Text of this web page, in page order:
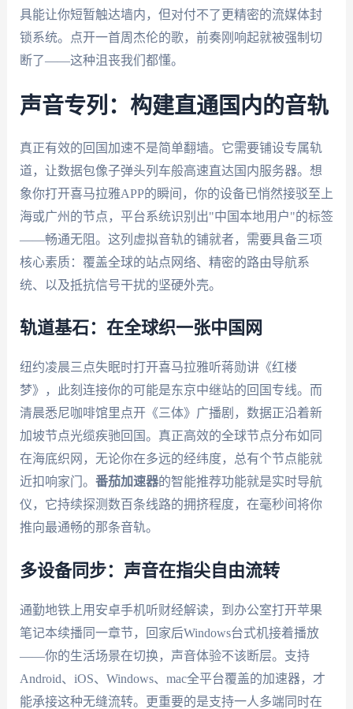
具能让你短暂触达墙内，但对付不了更精密的流媒体封
锁系统。点开一首周杰伦的歌，前奏刚响起就被强制切
断了——这种沮丧我们都懂。
声音专列：构建直通国内的音轨
真正有效的回国加速不是简单翻墙。它需要铺设专属轨
道，让数据包像子弹头列车般高速直达国内服务器。想
象你打开喜马拉雅APP的瞬间，你的设备已悄然接驳至上
海或广州的节点，平台系统识别出"中国本地用户"的标签
——畅通无阻。这列虚拟音轨的铺就者，需要具备三项
核心素质：覆盖全球的站点网络、精密的路由导航系
统、以及抵抗信号干扰的坚硬外壳。
轨道基石：在全球织一张中国网
纽约凌晨三点失眠时打开喜马拉雅听蒋勋讲《红楼
梦》，此刻连接你的可能是东京中继站的回国专线。而
清晨悉尼咖啡馆里点开《三体》广播剧，数据正沿着新
加坡节点光缆疾驰回国。真正高效的全球节点分布如同
在海底织网，无论你在多远的经纬度，总有个节点能就
近扣响家门。 番茄加速器的智能推荐功能就是实时导航
仪，它持续探测数百条线路的拥挤程度，在毫秒间将你
推向最通畅的那条音轨。
多设备同步：声音在指尖自由流转
通勤地铁上用安卓手机听财经解读，到办公室打开苹果
笔记本续播同一章节，回家后Windows台式机接着播放
——你的生活场景在切换，声音体验不该断层。支持
Android、iOS、Windows、mac全平台覆盖的加速器，才
能承接这种无缝流转。更重要的是支持一人多端同时在